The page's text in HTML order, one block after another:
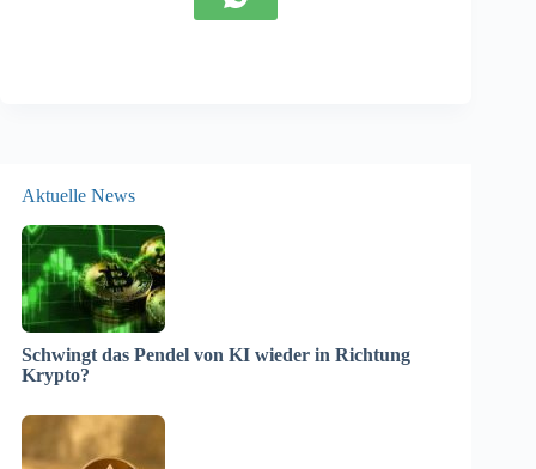
Aktuelle News
Schwingt das Pendel von KI wieder in Richtung
Krypto?